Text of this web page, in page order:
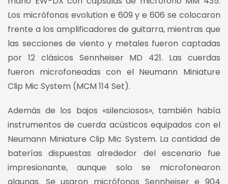
Los micrófonos evolution e 609 y e 606 se colocaron
frente a los amplificadores de guitarra, mientras que
las secciones de viento y metales fueron captadas
por 12 clásicos Sennheiser MD 421. Las cuerdas
fueron microfoneadas con el Neumann Miniature
Clip Mic System (MCM 114 Set).
Además de los bajos «silenciosos», también había
instrumentos de cuerda acústicos equipados con el
Neumann Miniature Clip Mic System. La cantidad de
baterías dispuestas alrededor del escenario fue
impresionante, aunque solo se microfonearon